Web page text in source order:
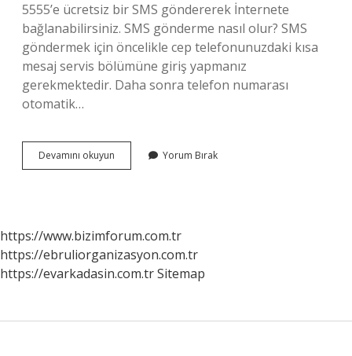
5555’e ücretsiz bir SMS göndererek İnternete
bağlanabilirsiniz. SMS gönderme nasıl olur? SMS
göndermek için öncelikle cep telefonunuzdaki kısa
mesaj servis bölümüne giriş yapmanız
gerekmektedir. Daha sonra telefon numarası
otomatik…
Devamını okuyun Internetten
Cep
Yorum Bırak
https://www.bizimforum.com.tr
https://ebruliorganizasyon.com.tr
https://evarkadasin.com.trSitemap